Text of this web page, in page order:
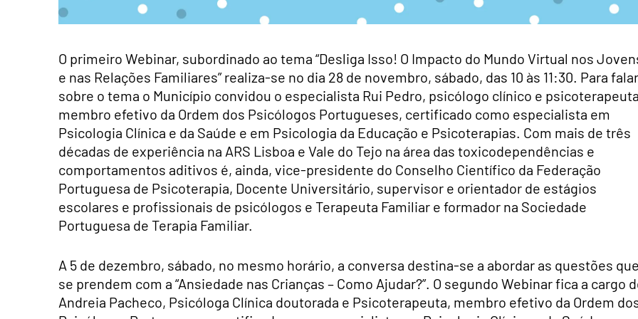
O primeiro Webinar, subordinado ao tema “Desliga Isso! O Impacto do Mundo Virtual nos
e nas Relações Familiares” realiza-se no dia 28 de novembro, sábado, das 10 às 11:30. Para falar
sobre o tema o Município convidou o especialista Rui Pedro, psicólogo clínico e
membro efetivo da Ordem dos Psicólogos Portugueses, certificado como especialista em
Psicologia Clínica e da Saúde e em Psicologia da Educação e Psicoterapias. Com mais de três
décadas de experiência na ARS Lisboa e Vale do Tejo na área das toxicodependências e
comportamentos aditivos é, ainda, vice-presidente do Conselho Científico da Federação
Portuguesa de Psicoterapia, Docente Universitário, supervisor e orientador de estágios
escolares e profissionais de psicólogos e Terapeuta Familiar e formador na Sociedade
Portuguesa de Terapia Familiar.
A 5 de dezembro, sábado, no mesmo horário, a conversa destina-se a abordar as questões que
se prendem com a “Ansiedade nas Crianças – Como Ajudar?”. O segundo Webinar fica a cargo
Andreia Pacheco, Psicóloga Clínica doutorada e Psicoterapeuta, membro efetivo da Ordem